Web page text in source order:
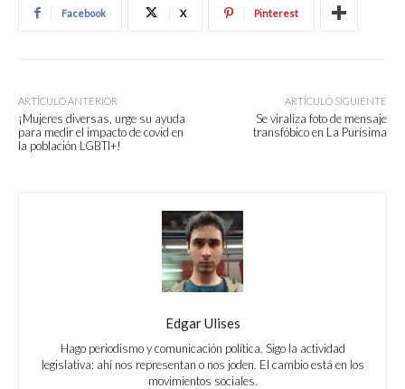
Facebook X Pinterest
ARTÍCULO ANTERIOR
¡Mujeres diversas, urge su ayuda
para medir el impacto de covid en
la población LGBTI+!
ARTÍCULO SIGUIENTE
Se viraliza foto de mensaje
transfóbico en La Purísima
Edgar Ulises
Hago periodismo y comunicación política. Sigo la actividad
legislativa: ahí nos representan o nos joden. El cambio está en los
movimientos sociales.